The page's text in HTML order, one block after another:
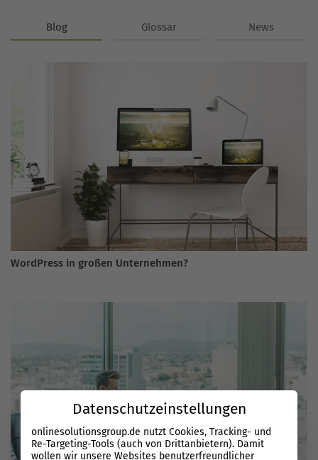
Blog Glossar News
WordPress in großen Unternehmen?
Datenschutzeinstellungen
onlinesolutionsgroup.de nutzt Cookies, Tracking- und
Re-Targeting-Tools (auch von Drittanbietern). Damit
wollen wir unsere Websites benutzerfreundlicher